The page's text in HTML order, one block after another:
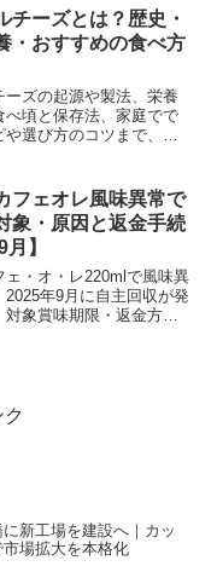
チーズとは？歴史・
・おすすめの食べ方
ーズの起源や製法、栄養
べ頃と保存法、家庭でで
や選び方のコツまで、初
し、買い物ガイドとして
フェオレ風味異常で
象・原因と返金手続
】
ェ・オ・レ220mlで風味異
年9月に自主回収が発
対象賞味期限・返金方
新工場を建設へ｜カッ
場拡大を本格化